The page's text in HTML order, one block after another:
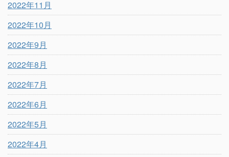
2022年11月
2022年10月
2022年9月
2022年8月
2022年7月
2022年6月
2022年5月
2022年4月